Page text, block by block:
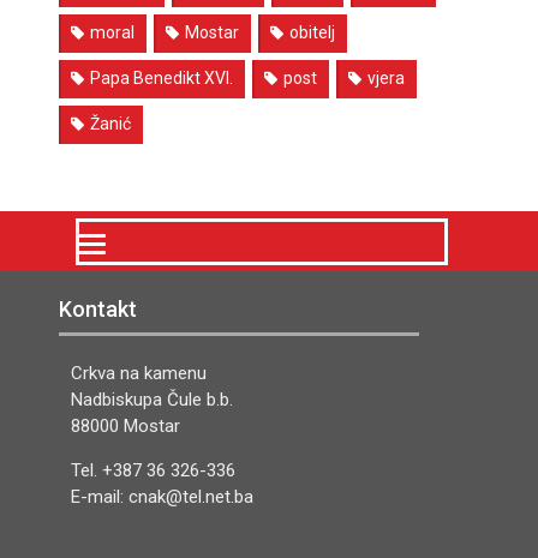
moral Mostar obitelj
Papa Benedikt XVI. post vjera
Žanić
Kontakt
Crkva na kamenu
Nadbiskupa Čule b.b.
88000 Mostar
Tel. +387 36 326-336
E-mail: cnak@tel.net.ba